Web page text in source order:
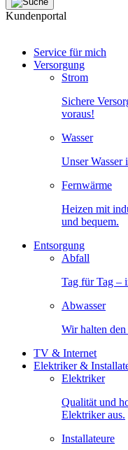
Kundenportal
Service für mich
Versorgung
Strom
Sichere
voraus!
Wasser
Unser Wasser
Fernwärme
Heizen mit
und bequem.
Entsorgung
Abfall
Tag für Tag –
Abwasser
Wir halten den
TV & Internet
Elektriker &
Elektriker
Qualität und
Elektriker aus.
Installateure